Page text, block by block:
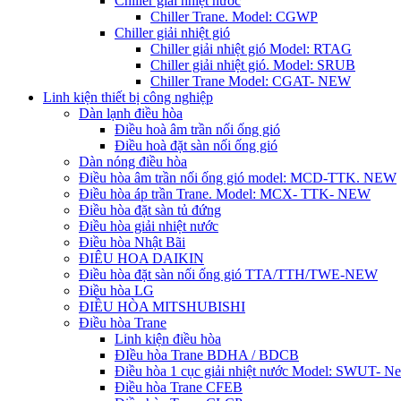
Chiller Trane. Model: CGWP
Chiller giải nhiệt gió
Chiller giải nhiệt gió Model: RTAG
Chiller giải nhiệt gió. Model: SRUB
Chiller Trane Model: CGAT- NEW
Linh kiện thiết bị công nghiệp
Dàn lạnh điều hòa
Điều hoà âm trần nối ống gió
Điều hoà đặt sàn nối ống gió
Dàn nóng điều hòa
Điều hòa âm trần nối ống gió model: MCD-TTK. NEW
Điều hòa áp trần Trane. Model: MCX- TTK- NEW
Điều hòa đặt sàn tủ đứng
Điều hòa giải nhiệt nước
Điều hòa Nhật Bãi
ĐIÊU HOA DAIKIN
Điều hòa đặt sàn nối ống gió TTA/TTH/TWE-NEW
Điều hòa LG
ĐIỀU HÒA MITSHUBISHI
Điều hòa Trane
Linh kiện điều hòa
ĐIều hòa Trane BDHA / BDCB
Điều hòa 1 cục giải nhiệt nước Model: SWUT-
Điều hòa Trane CFEB